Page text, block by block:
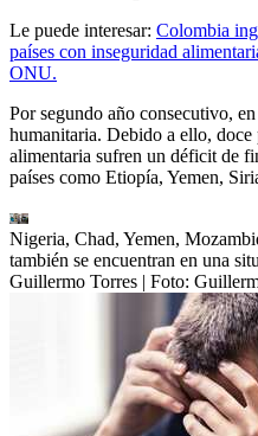
Le puede interesar: Colombia
países con inseguridad
ONU.
Por segundo año consecutivo,
humanitaria. Debido a ello, doce
alimentaria sufren un déficit de
países como Etiopía, Yemen,
Nigeria, Chad, Yemen,
también se encuentran en una
Guillermo Torres | Foto: